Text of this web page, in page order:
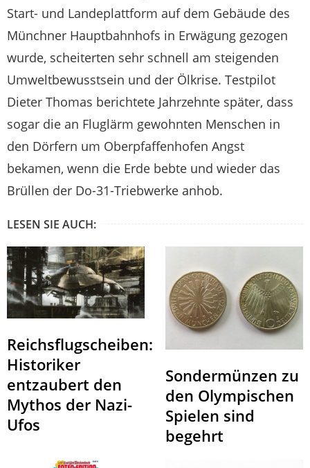
Start- und Landeplattform auf dem Gebäude des
Münchner Hauptbahnhofs in Erwägung gezogen
wurde, scheiterten sehr schnell am steigenden
Umweltbewusstsein und der Ölkrise. Testpilot
Dieter Thomas berichtete Jahrzehnte später, dass
sogar die an Fluglärm gewohnten Menschen in
den Dörfern um Oberpfaffenhofen Angst
bekamen, wenn die Erde bebte und wieder das
Brüllen der Do-31-Triebwerke anhob.
LESEN SIE AUCH:
Reichsflugscheiben:
Historiker
entzaubert den
Mythos der Nazi-
Ufos
Sondermünzen zu
den Olympischen
Spielen sind
begehrt